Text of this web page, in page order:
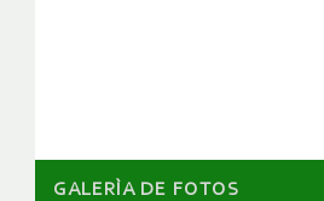
GALERÌA DE FOTOS